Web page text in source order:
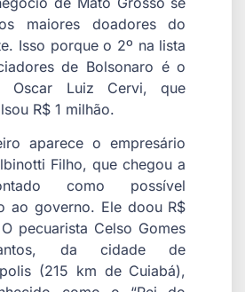
maiores doadores do
Isso porque o 2º na lista
de Bolsonaro é o
Oscar Luiz Cervi, que
R$ 1 milhão.
aparece o empresário
Filho, que chegou a
como possível
ao governo. Ele doou R$
pecuarista Celso Gomes
da cidade de
(215 km de Cuiabá),